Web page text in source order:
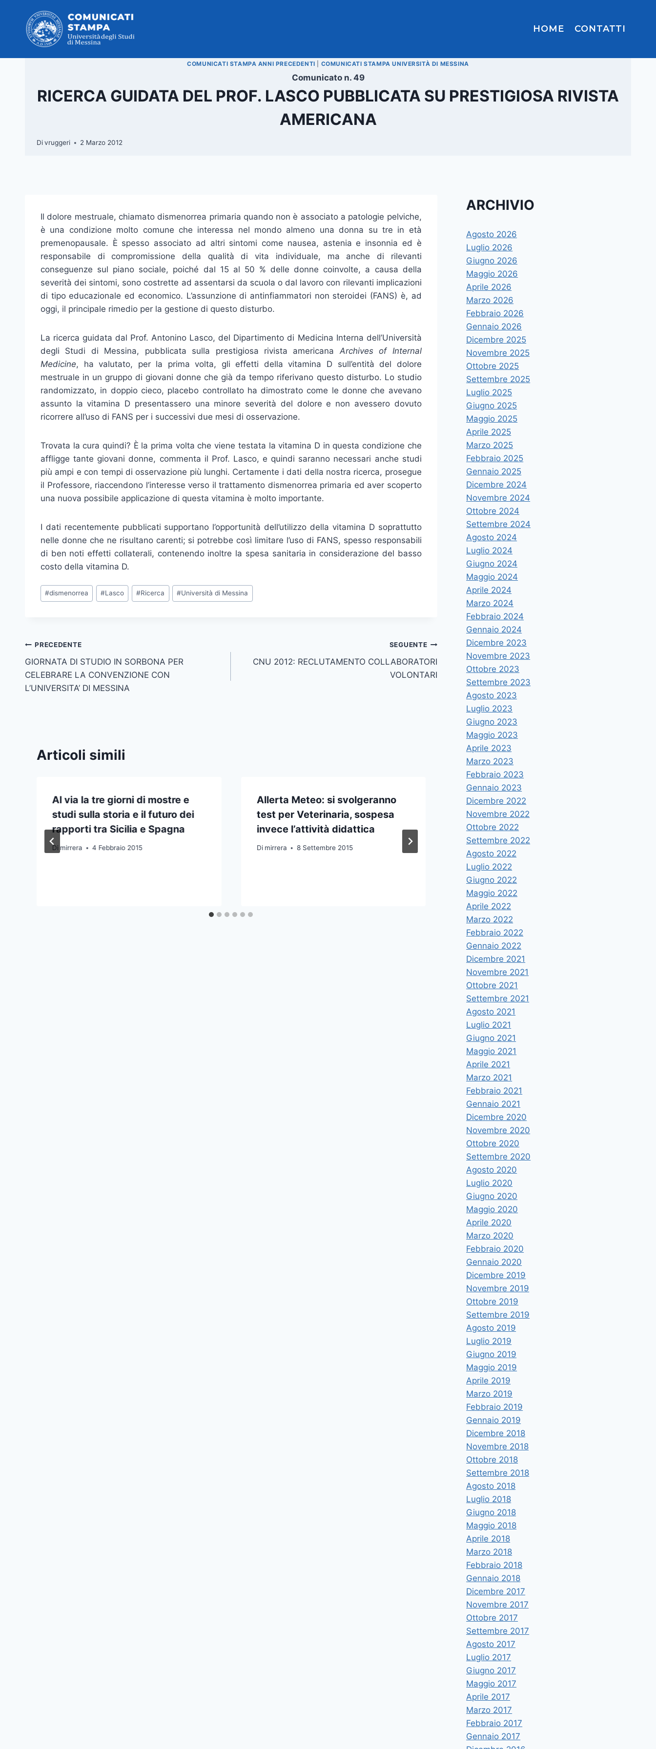
contenuto
HOME CONTATTI
COMUNICATI STAMPA ANNI PRECEDENTI COMUNICATI STAMPA UNIVERSITÀ DI MESSINA
Comunicato n. 49
RICERCA GUIDATA DEL PROF. LASCO PUBBLICATA SU PRESTIGIOSA RIVISTA
AMERICANA
Divruggeri 2 Marzo 2012
Il dolore mestruale, chiamato dismenorrea primaria quando non è associato a patologie pelviche,
è una condizione molto comune che interessa nel mondo almeno una donna su tre in età
premenopausale. È spesso associato ad altri sintomi come nausea, astenia e insonnia ed è
responsabile di compromissione della qualità di vita individuale, ma anche di rilevanti
conseguenze sul piano sociale, poiché dal 15 al 50 % delle donne coinvolte, a causa della
severità dei sintomi, sono costrette ad assentarsi da scuola o dal lavoro con rilevanti implicazioni
di tipo educazionale ed economico. L’assunzione di antinfiammatori non steroidei (FANS) è, ad
oggi, il principale rimedio per la gestione di questo disturbo.
La ricerca guidata dal Prof. Antonino Lasco, del Dipartimento di Medicina Interna dell’Università
degli Studi di Messina, pubblicata sulla prestigiosa rivista americana Archives of Internal
Medicine, ha valutato, per la prima volta, gli effetti della vitamina D sull’entità del dolore
mestruale in un gruppo di giovani donne che già da tempo riferivano questo disturbo. Lo studio
randomizzato, in doppio cieco, placebo controllato ha dimostrato come le donne che avevano
assunto la vitamina D presentassero una minore severità del dolore e non avessero dovuto
ricorrere all’uso di FANS per i successivi due mesi di osservazione.
Trovata la cura quindi? È la prima volta che viene testata la vitamina D in questa condizione che
affligge tante giovani donne, commenta il Prof. Lasco, e quindi saranno necessari anche studi
più ampi e con tempi di osservazione più lunghi. Certamente i dati della nostra ricerca, prosegue
il Professore, riaccendono l’interesse verso il trattamento dismenorrea primaria ed aver scoperto
una nuova possibile applicazione di questa vitamina è molto importante.
I dati recentemente pubblicati supportano l’opportunità dell’utilizzo della vitamina D soprattutto
nelle donne che ne risultano carenti; si potrebbe così limitare l’uso di FANS, spesso responsabili
di ben noti effetti collaterali, contenendo inoltre la spesa sanitaria in considerazione del basso
costo della vitamina D.
Tag
articolo:
#dismenorrea #Lasco #Ricerca #Università di Messina
Navigazione
articoli
PRECEDENTE
GIORNATA DI STUDIO IN SORBONA PER
CELEBRARE LA CONVENZIONE CON
L’UNIVERSITA’ DI MESSINA
SEGUENTE
CNU 2012: RECLUTAMENTO COLLABORATORI
VOLONTARI
Articoli simili
Al via la tre giorni di mostre e
studi sulla storia e il futuro dei
rapporti tra Sicilia e Spagna
Di mirrera 4 Febbraio 2015
Allerta Meteo: si svolgeranno
test per Veterinaria, sospesa
invece l’attività didattica
Di mirrera 8 Settembre 2015
Il CUG costituisce un fondo per
gli studi delle figlie di Omayma
Benghaloum
ARCHIVIO
Agosto 2026
Luglio 2026
Giugno 2026
Maggio 2026
Aprile 2026
Marzo 2026
Febbraio 2026
Gennaio 2026
Dicembre 2025
Novembre 2025
Ottobre 2025
Settembre 2025
Luglio 2025
Giugno 2025
Maggio 2025
Aprile 2025
Marzo 2025
Febbraio 2025
Gennaio 2025
Dicembre 2024
Novembre 2024
Ottobre 2024
Settembre 2024
Agosto 2024
Luglio 2024
Giugno 2024
Maggio 2024
Aprile 2024
Marzo 2024
Febbraio 2024
Gennaio 2024
Dicembre 2023
Novembre 2023
Ottobre 2023
Settembre 2023
Agosto 2023
Luglio 2023
Giugno 2023
Maggio 2023
Aprile 2023
Marzo 2023
Febbraio 2023
Gennaio 2023
Dicembre 2022
Novembre 2022
Ottobre 2022
Settembre 2022
Agosto 2022
Luglio 2022
Giugno 2022
Maggio 2022
Aprile 2022
Marzo 2022
Febbraio 2022
Gennaio 2022
Dicembre 2021
Novembre 2021
Ottobre 2021
Settembre 2021
Agosto 2021
Luglio 2021
Giugno 2021
Maggio 2021
Aprile 2021
Marzo 2021
Febbraio 2021
Gennaio 2021
Dicembre 2020
Novembre 2020
Ottobre 2020
Settembre 2020
Agosto 2020
Luglio 2020
Giugno 2020
Maggio 2020
Aprile 2020
Marzo 2020
Febbraio 2020
Gennaio 2020
Dicembre 2019
Novembre 2019
Ottobre 2019
Settembre 2019
Agosto 2019
Luglio 2019
Giugno 2019
Maggio 2019
Aprile 2019
Marzo 2019
Febbraio 2019
Gennaio 2019
Dicembre 2018
Novembre 2018
Ottobre 2018
Settembre 2018
Agosto 2018
Luglio 2018
Giugno 2018
Maggio 2018
Aprile 2018
Marzo 2018
Febbraio 2018
Gennaio 2018
Dicembre 2017
Novembre 2017
Ottobre 2017
Settembre 2017
Agosto 2017
Luglio 2017
Giugno 2017
Maggio 2017
Aprile 2017
Marzo 2017
Febbraio 2017
Gennaio 2017